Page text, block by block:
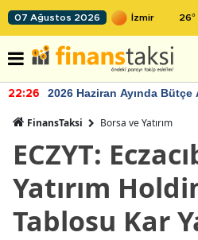
07 Ağustos 2026 26°
22:26 2026 Haziran Ayında Bütçe
FinansTaksi Borsa ve Yatırım
ECZYT:
Yatırım
Tablosu Kar